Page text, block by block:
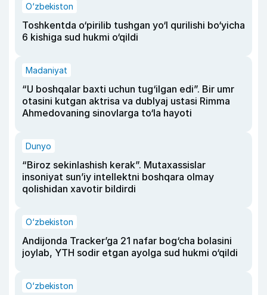
O‘zbekiston
Toshkentda o‘pirilib tushgan yo‘l qurilishi bo‘yicha
6 kishiga sud hukmi o‘qildi
Madaniyat
“U boshqalar baxti uchun tug‘ilgan edi”. Bir umr
otasini kutgan aktrisa va dublyaj ustasi Rimma
Ahmedovaning sinovlarga to‘la hayoti
Dunyo
“Biroz sekinlashish kerak”. Mutaxassislar
insoniyat sun’iy intellektni boshqara olmay
qolishidan xavotir bildirdi
O‘zbekiston
Andijonda Tracker’ga 21 nafar bog‘cha bolasini
joylab, YTH sodir etgan ayolga sud hukmi o‘qildi
O‘zbekiston